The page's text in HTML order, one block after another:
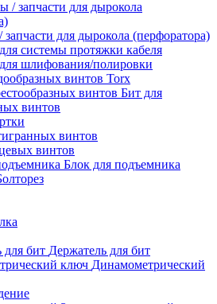
запчасти для дырокола (перфоратора)
системы протяжки кабеля
шлифования/полировки
винтов Torx
Бит для
винтов
винтов
винтов
Блок для подъемника
Держатель для бит
Динамометрический